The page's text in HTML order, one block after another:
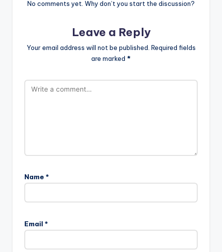
No comments yet. Why don’t you start the discussion?
Leave a Reply
Your email address will not be published. Required fields
are marked *
Name *
Email *